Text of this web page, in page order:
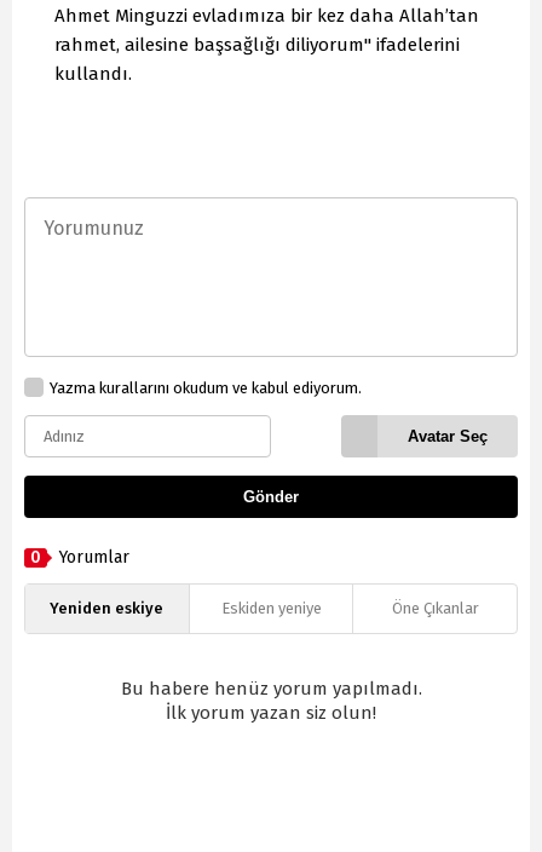
Ahmet Minguzzi evladımıza bir kez daha Allah’tan
rahmet, ailesine başsağlığı diliyorum" ifadelerini
kullandı.
Yazma kurallarını okudum ve kabul ediyorum.
Avatar Seç
Gönder
0 Yorumlar
Yeniden eskiye Eskiden yeniye Öne Çıkanlar
Bu habere henüz yorum yapılmadı.
İlk yorum yazan siz olun!